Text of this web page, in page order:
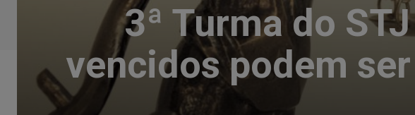
3ª Turma do
vencidos podem